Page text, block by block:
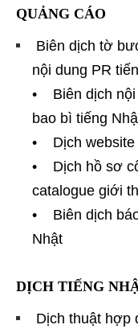
QUẢNG CÁO
Biên dịch tờ
nội dung PR
• Biên dịch nội
bao bì tiếng
• Dịch website
• Dịch hồ sơ
catalogue giới
• Biên dịch
Nhật
DỊCH TIẾNG
Dịch thuật hợp